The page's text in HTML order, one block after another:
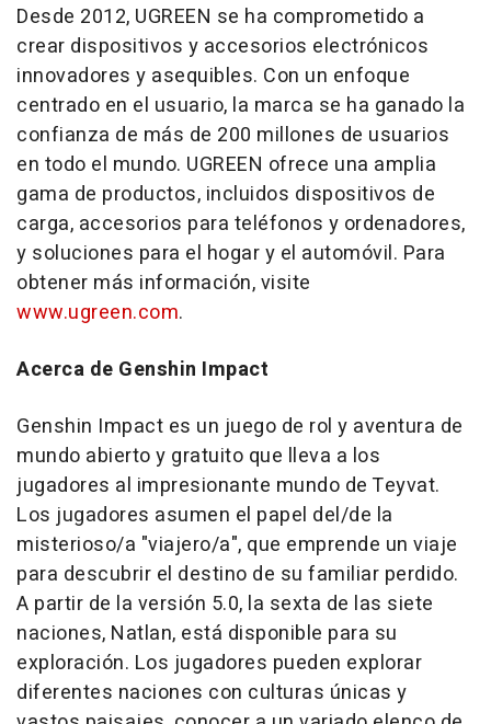
Desde 2012, UGREEN se ha comprometido a
crear dispositivos y accesorios electrónicos
innovadores y asequibles. Con un enfoque
centrado en el usuario, la marca se ha ganado la
confianza de más de 200 millones de usuarios
en todo el mundo. UGREEN ofrece una amplia
gama de productos, incluidos dispositivos de
carga, accesorios para teléfonos y ordenadores,
y soluciones para el hogar y el automóvil. Para
obtener más información, visite
www.ugreen.com.
Acerca de Genshin Impact
Genshin Impact es un juego de rol y aventura de
mundo abierto y gratuito que lleva a los
jugadores al impresionante mundo de Teyvat.
Los jugadores asumen el papel del/de la
misterioso/a "viajero/a", que emprende un viaje
para descubrir el destino de su familiar perdido.
A partir de la versión 5.0, la sexta de las siete
naciones, Natlan, está disponible para su
exploración. Los jugadores pueden explorar
diferentes naciones con culturas únicas y